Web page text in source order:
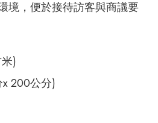
境，便於接待訪客與商議要
)
200公分)